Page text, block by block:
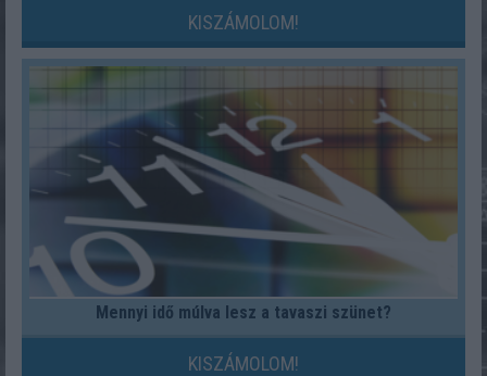
KISZÁMOLOM!
Mennyi idő múlva lesz a tavaszi szünet?
KISZÁMOLOM!